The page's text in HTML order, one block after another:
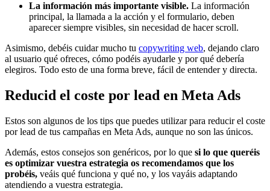
La información más importante visible. La información
principal, la llamada a la acción y el formulario, deben
aparecer siempre visibles, sin necesidad de hacer scroll.
Asimismo, debéis cuidar mucho tu copywriting web, dejando claro
al usuario qué ofreces, cómo podéis ayudarle y por qué debería
elegiros. Todo esto de una forma breve, fácil de entender y directa.
Reducid el coste por lead en Meta Ads
Estos son algunos de los tips que puedes utilizar para reducir el coste
por lead de tus campañas en Meta Ads, aunque no son las únicos.
Además, estos consejos son genéricos, por lo que si lo que queréis
es optimizar vuestra estrategia os recomendamos que los
probéis, veáis qué funciona y qué no, y los vayáis adaptando
atendiendo a vuestra estrategia.